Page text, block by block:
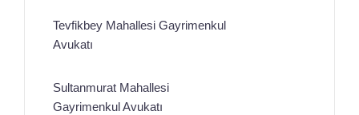
Tevfikbey Mahallesi Gayrimenkul
Avukatı
Sultanmurat Mahallesi
Gayrimenkul Avukatı